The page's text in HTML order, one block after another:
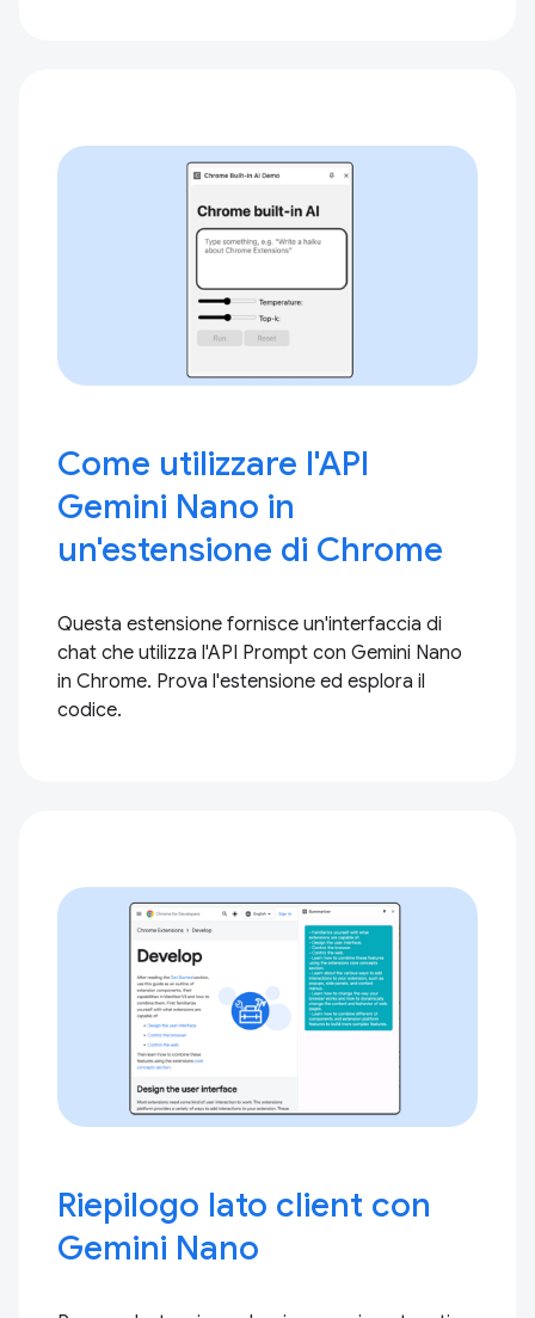
Come utilizzare l'API
Gemini Nano in
un'estensione di Chrome
Questa estensione fornisce un'interfaccia di
chat che utilizza l'API Prompt con Gemini Nano
in Chrome. Prova l'estensione ed esplora il
codice.
Riepilogo lato client con
Gemini Nano